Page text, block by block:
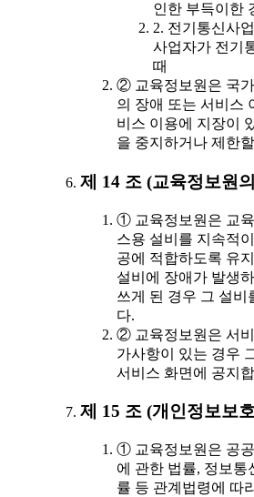
인한 부득이한
2. 전기통신사
사업자가 전기
때
② 교육정보원은 국가
의 장애 또는 서비스
비스 이용에 지장이
을 중지하거나 제한
제 14 조 (교육정보원
① 교육정보원은 교육
스용 설비를 지속적
공에 적합하도록 유
설비에 장애가 발생
쓰게 된 경우 그 설비
다.
② 교육정보원은 서
가사항이 있는 경우
서비스 화면에 공지
제 15 조 (개인정보보
① 교육정보원은 공
에 관한 법률, 정보통
률 등 관계법령에 따